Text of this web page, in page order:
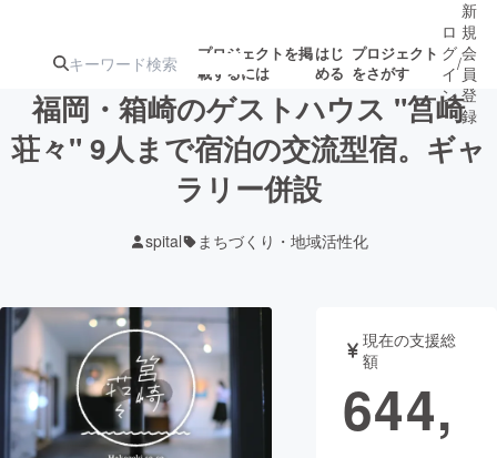
プロジェクトを掲
載するには
はじ
める
プロジェクト
をさがす
注目の新着プロ募集終了が近いプ
テクノロジー・ガジェット
映像・映画 書籍・雑誌
ロ
グ
イ
ン
/
新
規
会
員
登
録
福岡・箱崎のゲストハウス "筥崎
荘々" 9人まで宿泊の交流型宿。ギャ
ラリー併設
spital まちづくり・地域活性化
現在の支援総
額
644,